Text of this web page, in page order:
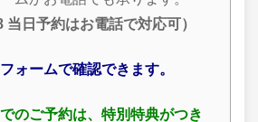
当日予約はお電話で対応可）
ォームで確認できます。
のご予約は、特別特典がつき